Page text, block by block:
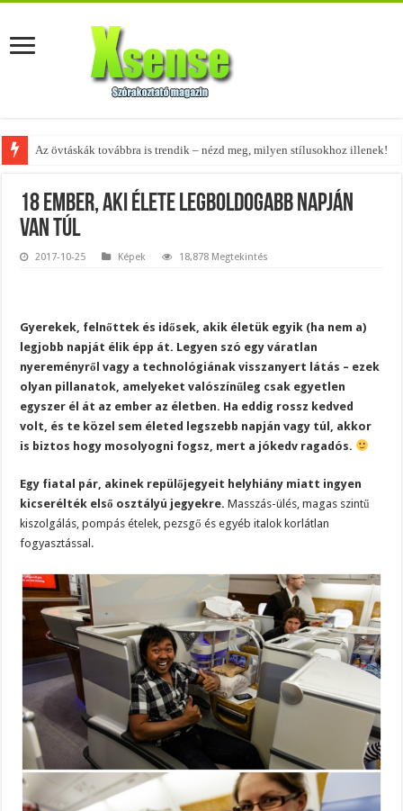
Az övtáskák továbbra is trendik – nézd meg, milyen stílusokhoz illenek!
A tökéletes táskák férfiaknak – fedezd fel az 5 legjobb fazont!
18 ember, aki élete legboldogabb napján
van túl
2017-10-25 Képek 18,878 Megtekintés
Gyerekek, felnőttek és idősek, akik életük egyik (ha nem a)
legjobb napját élik épp át. Legyen szó egy váratlan
nyereményről vagy a technológiának visszanyert látás – ezek
olyan pillanatok, amelyeket valószínűleg csak egyetlen
egyszer él át az ember az életben. Ha eddig rossz kedved
volt, és te közel sem életed legszebb napján vagy túl, akkor
is biztos hogy mosolyogni fogsz, mert a jókedv ragadós.
Egy fiatal pár, akinek repülőjegyeit helyhiány miatt ingyen
kicserélték első osztályú jegyekre. Masszás-ülés, magas szintű
kiszolgálás, pompás ételek, pezsgő és egyéb italok korlátlan
fogyasztással.